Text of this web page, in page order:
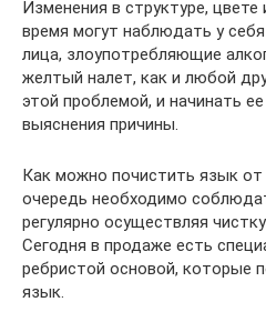
Изменения в структуре,
время могут наблюдать у
лица, злоупотребляющие
желтый налет, как и любой
этой проблемой, и начинать
выяснения причины.
Как можно почистить язык от
очередь необходимо
регулярно осуществляя
Сегодня в продаже есть
ребристой основой, которые
язык.